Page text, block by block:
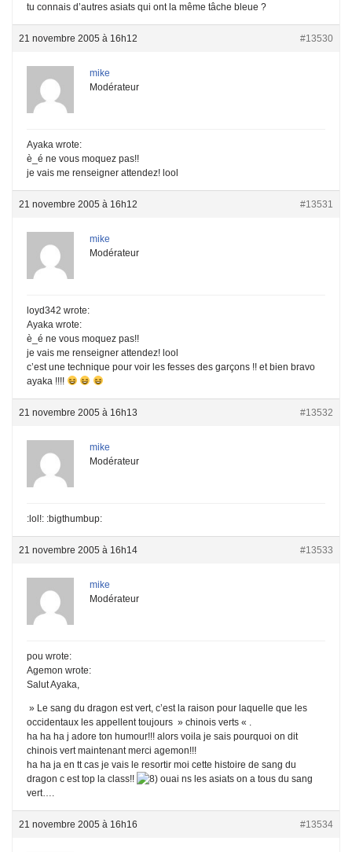
tu connais d’autres asiats qui ont la même tâche bleue ?
21 novembre 2005 à 16h12 #13530
mike
Modérateur
Ayaka wrote:
è_é ne vous moquez pas!!
je vais me renseigner attendez! lool
21 novembre 2005 à 16h12 #13531
mike
Modérateur
loyd342 wrote:
Ayaka wrote:
è_é ne vous moquez pas!!
je vais me renseigner attendez! lool
c’est une technique pour voir les fesses des garçons !! et bien bravo
ayaka !!!!
21 novembre 2005 à 16h13 #13532
mike
Modérateur
:lol!: :bigthumbup:
21 novembre 2005 à 16h14 #13533
mike
Modérateur
pou wrote:
Agemon wrote:
Salut Ayaka,
» Le sang du dragon est vert, c’est la raison pour laquelle que les
occidentaux les appellent toujours » chinois verts « .
ha ha ha j adore ton humour!!! alors voila je sais pourquoi on dit
chinois vert maintenant merci agemon!!!
ha ha ja en tt cas je vais le resortir moi cette histoire de sang du
dragon c est top la class!!
ouai ns les asiats on a tous du sang
vert….
21 novembre 2005 à 16h16 #13534